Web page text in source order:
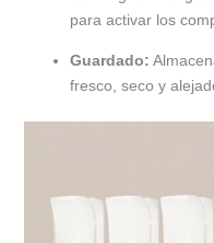
para activar los
Guardado:
fresco, seco y